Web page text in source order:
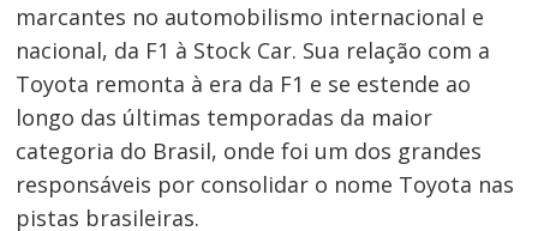
marcantes no automobilismo internacional e
nacional, da F1 à Stock Car. Sua relação com a
Toyota remonta à era da F1 e se estende ao
longo das últimas temporadas da maior
categoria do Brasil, onde foi um dos grandes
responsáveis por consolidar o nome Toyota nas
pistas brasileiras.